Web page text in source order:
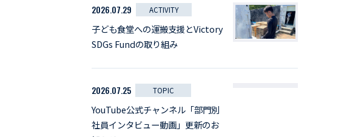
2026.07.29 ACTIVITY
子ども食堂への運搬支援とVictory
SDGs Fundの取り組み
2026.07.25 TOPIC
YouTube公式チャンネル「部門別
社員インタビュー動画」更新のお